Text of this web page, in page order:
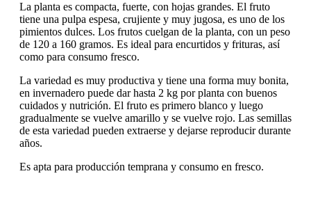
La planta es compacta, fuerte, con hojas grandes. El fruto
tiene una pulpa espesa, crujiente y muy jugosa, es uno de los
pimientos dulces. Los frutos cuelgan de la planta, con un peso
de 120 a 160 gramos. Es ideal para encurtidos y frituras, así
como para consumo fresco.
La variedad es muy productiva y tiene una forma muy bonita,
en invernadero puede dar hasta 2 kg por planta con buenos
cuidados y nutrición. El fruto es primero blanco y luego
gradualmente se vuelve amarillo y se vuelve rojo. Las semillas
de esta variedad pueden extraerse y dejarse reproducir durante
años.
Es apta para producción temprana y consumo en fresco.